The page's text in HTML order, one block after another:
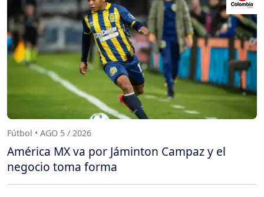
Fútbol • AGO 5 / 2026
América MX va por Jáminton Campaz y el
negocio toma forma